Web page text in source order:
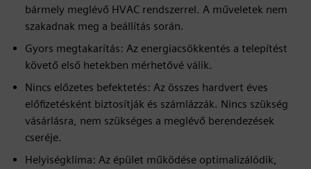
bármely meglévő HVAC rendszerrel. A műveletek nem
szakadnak meg a beállítás során.
Gyors megtakarítás: Az energiacsökkentés a telepítést
követő első hetekben mérhetővé válik.
Nincs előzetes befektetés: Az összes hardvert éves
előfizetésként biztosítják és számlázzák. Nincs szükség
vásárlásra, nem szükséges a meglévő berendezések
cseréje.
Helyiségklíma: Az épület működése optimalizálódik,